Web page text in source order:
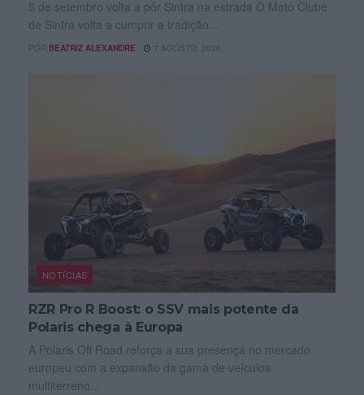
5 de setembro volta a pôr Sintra na estrada O Moto Clube
de Sintra volta a cumprir a tradição...
POR BEATRIZ ALEXANDRE 7 AGOSTO, 2026
NOTÍCIAS
RZR Pro R Boost: o SSV mais potente da
Polaris chega à Europa
A Polaris Off Road reforça a sua presença no mercado
europeu com a expansão da gama de veículos
multiterreno...